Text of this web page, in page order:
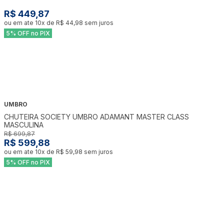
R$ 449,87
ou em ate 10x de R$ 44,98 sem juros
5% OFF no PIX
UMBRO
CHUTEIRA SOCIETY UMBRO ADAMANT MASTER CLASS
MASCULINA
R$ 699,87
R$ 599,88
ou em ate 10x de R$ 59,98 sem juros
5% OFF no PIX